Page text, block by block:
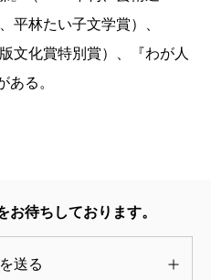
平林たい子文学賞）、
文化賞特別賞）、『わが人
ある。
お待ちしております。
送る